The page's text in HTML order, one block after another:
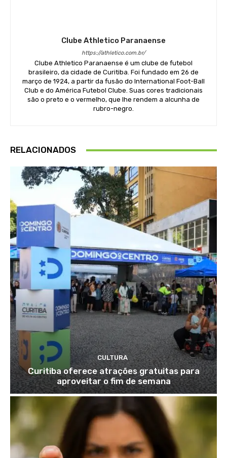
Clube Athletico Paranaense
https://athletico.com.br/
Clube Athletico Paranaense é um clube de futebol
brasileiro, da cidade de Curitiba. Foi fundado em 26 de
março de 1924, a partir da fusão do International Foot-Ball
Club e do América Futebol Clube. Suas cores tradicionais
são o preto e o vermelho, que lhe rendem a alcunha de
rubro-negro.
RELACIONADOS
CULTURA
Curitiba oferece atrações gratuitas para
aproveitar o fim de semana